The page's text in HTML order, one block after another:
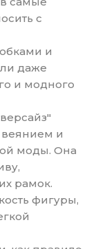
с
и
даже
и модного
и
моды. Она
рамок.
фигуры,